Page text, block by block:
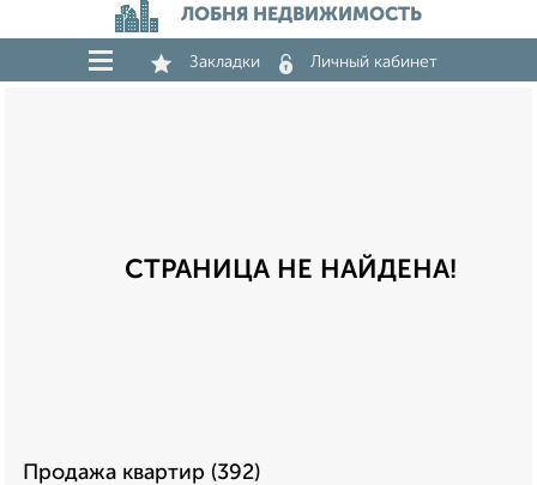
ЛОБНЯ НЕДВИЖИМОСТЬ
Закладки Личный кабинет
СТРАНИЦА НЕ НАЙДЕНА!
Продажа квартир (392)